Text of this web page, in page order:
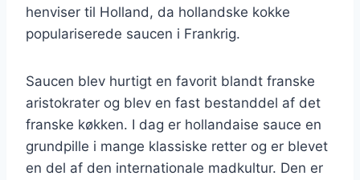
henviser til Holland, da hollandske kokke
populariserede saucen i Frankrig.
Saucen blev hurtigt en favorit blandt franske
aristokrater og blev en fast bestanddel af det
franske køkken. I dag er hollandaise sauce en
grundpille i mange klassiske retter og er blevet
en del af den internationale madkultur. Den er